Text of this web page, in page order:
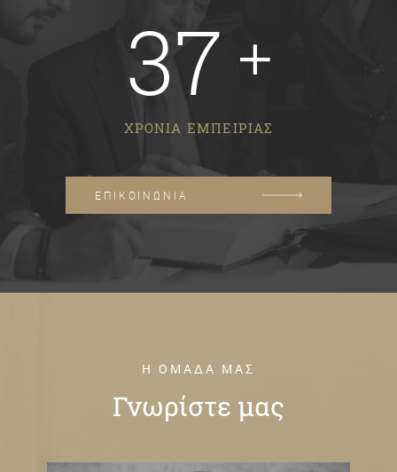
37
ΧΡΟΝΙΑ ΕΜΠΕΙΡΙΑΣ
ΕΠΙΚΟΙΝΩΝΙΑ
Η ΟΜΑΔΑ ΜΑΣ
Γνωρίστε μας